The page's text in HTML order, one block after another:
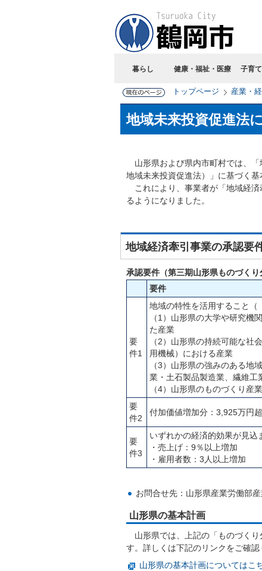
暮らし 健康・福祉・医療 子育
トップページ 産業・
地域未来投資促進法
山形県および県内市町村では、「
地域未来投資促進法）」に基づく
これにより、事業者が「地域経済
るようになりました。
地域経済牽引事業の承認要
承認要件（第三期山形県ものづくり
要件
要
件1
地域の特性を活用すること（
（1）山形県の大学や研究機
た産業
（2）山形県の持続可能な社
用機械）における産業
（3）山形県の強みのある地
業・土石製品製造業、繊維工
（4）山形県のものづくり産
要
件2
付加価値増加分：3,925万円超
要
件3
いずれかの経済的効果が見込
・売上げ：9％以上増加
・雇用者数：3人以上増加
お問合せ先：山形県産業労働部
山形県の基本計画
山形県では、上記の「ものづくり
す。詳しくは下記のリンクをご確認
山形県の基本計画についてはこ